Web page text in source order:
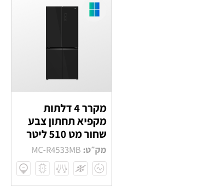
מקרר 4 דלתות
מקפיא תחתון צבע
שחור מט 510 ליטר
מק״ט: MC-R4533MB